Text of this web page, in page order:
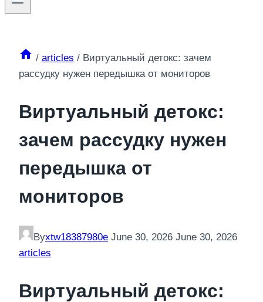
/ articles / Виртуальный детокс: зачем
рассудку нужен передышка от мониторов
Виртуальный детокс:
зачем рассудку нужен
передышка от
мониторов
Byxtw18387980e June 30, 2026 June 30, 2026
articles
Виртуальный детокс: